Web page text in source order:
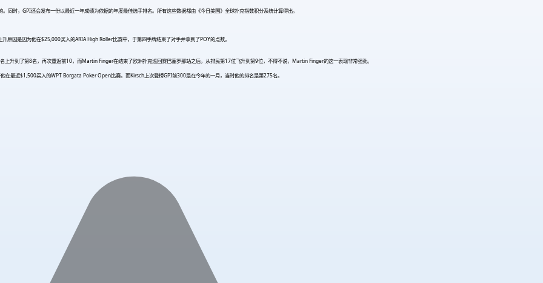
时，GPI还会发布一份以最近一年成绩为依据的年度最佳选手排名。所有这些数据都由《今日美国》全球扑克指数积分系统计算得出。
因是因为他在$25,000买入的ARIA High Roller比赛中，于第四手牌结束了对手并拿到了POY的点数。
到了第8名，再次重返前10，而Martin Finger在结束了欧洲扑克巡回赛巴塞罗那站之后，从排民第17位飞升到第9位，不得不说，Martin Finger的这一表现非常强劲。
最近$1,500买入的WPT Borgata Poker Open比赛。而Kirsch上次登榜GPI前300是在今年的一月，当时他的排名是第275名。